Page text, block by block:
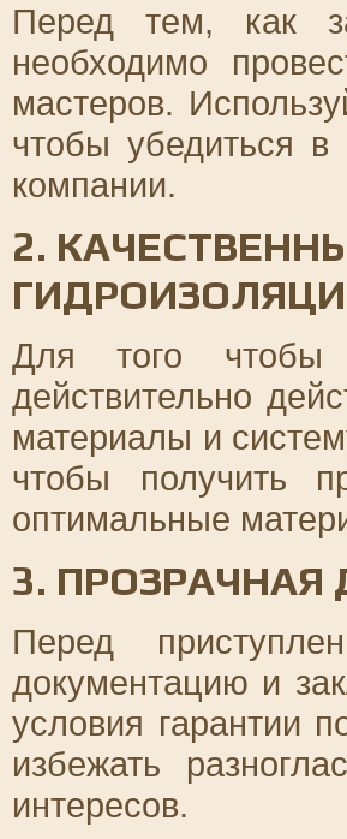
Перед тем, как
необходимо
мастеров.
чтобы убедиться
компании.
2.
Для того чтобы
действительно
материалы и
чтобы получить
оптимальные
3.
Перед
документацию и
условия гарантии
избежать
интересов.